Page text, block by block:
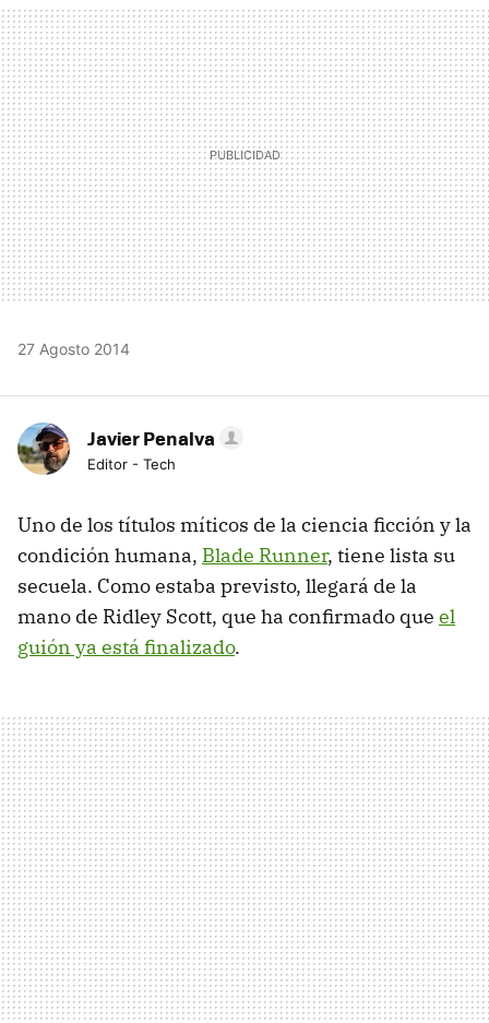
MAIL
27 Agosto 2014
Javier Penalva
Editor - Tech
Uno de los títulos míticos de la ciencia ficción y la
condición humana, Blade Runner, tiene lista su
secuela. Como estaba previsto, llegará de la
mano de Ridley Scott, que ha confirmado que el
guión ya está finalizado.